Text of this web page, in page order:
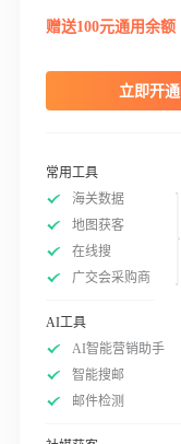
赠送100元通用余额
立即开通
常用工具
海关数据
地图获客
在线搜
广交会采购商
AI工具
AI智能营销助手
智能搜邮
邮件检测